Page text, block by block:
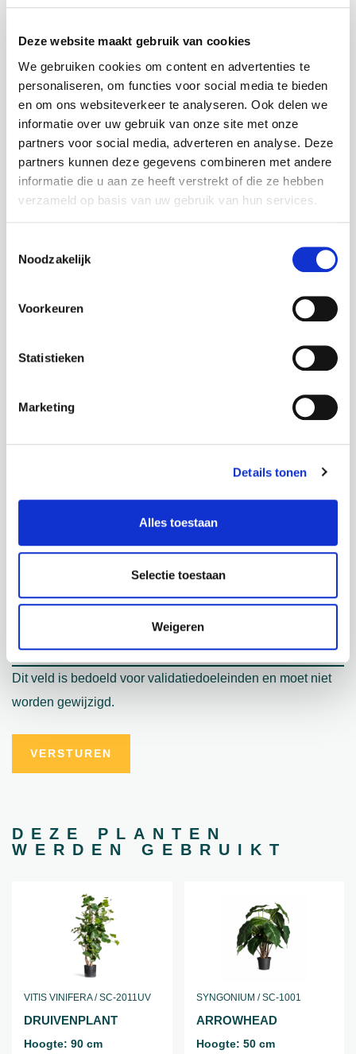
Deze website maakt gebruik van cookies
We gebruiken cookies om content en advertenties te
personaliseren, om functies voor social media te bieden
en om ons websiteverkeer te analyseren. Ook delen we
informatie over uw gebruik van onze site met onze
partners voor social media, adverteren en analyse. Deze
partners kunnen deze gegevens combineren met andere
informatie die u aan ze heeft verstrekt of die ze hebben
verzameld op basis van uw gebruik van hun services.
Noodzakelijk
Voorkeuren
Statistieken
Marketing
Details tonen
Alles toestaan
Selectie toestaan
Weigeren
Wil jij net als Azalp het buitengevoel binnen halen? Neem
zo snel mogelijk contact met je op.
Dit veld is bedoeld voor validatiedoeleinden en moet niet
worden gewijzigd.
DEZE PLANTEN
WERDEN GEBRUIKT
VITIS VINIFERA / SC-2011UV
DRUIVENPLANT
Hoogte: 90 cm
SYNGONIUM / SC-1001
ARROWHEAD
Hoogte: 50 cm